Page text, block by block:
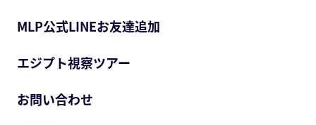
MLP公式LINEお友達追加
エジプト視察ツアー
お問い合わせ